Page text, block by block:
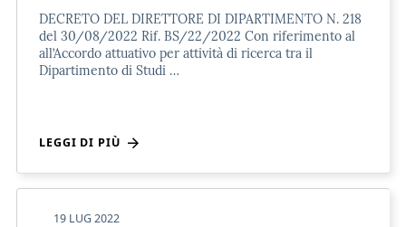
DECRETO DEL DIRETTORE DI DIPARTIMENTO N. 218
del 30/08/2022 Rif. BS/22/2022 Con riferimento al
all’Accordo attuativo per attività di ricerca tra il
Dipartimento di Studi …
LEGGI DI PIÙ
19 LUG 2022